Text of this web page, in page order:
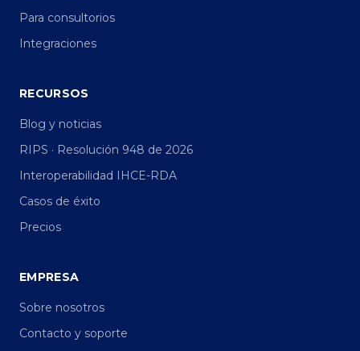
Para consultorios
Integraciones
RECURSOS
Blog y noticias
RIPS · Resolución 948 de 2026
Interoperabilidad IHCE-RDA
Casos de éxito
Precios
EMPRESA
Sobre nosotros
Contacto y soporte